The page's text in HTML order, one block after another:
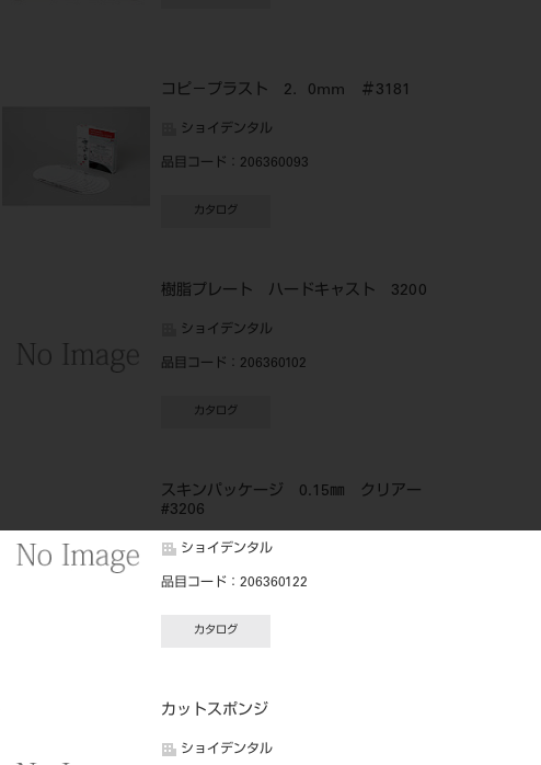
コピ－プラスト 2．0mm ＃3181
ショイデンタル
品目コード ：206360093
カタログ
樹脂プレート ハードキャスト 3200
ショイデンタル
品目コード ：206360102
カタログ
スキンパッケージ 0.15㎜ クリアー
#3206
ショイデンタル
品目コード ：206360122
カタログ
カットスポンジ
ショイデンタル